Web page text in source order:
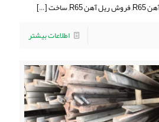
[…]
اطلاعات بیشتر